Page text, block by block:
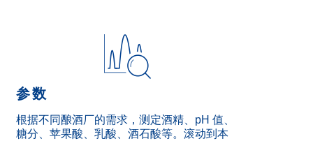
参数
根据不同酿酒厂的需求，测定酒精、pH 值、
糖分、苹果酸、乳酸、酒石酸等。滚动到本